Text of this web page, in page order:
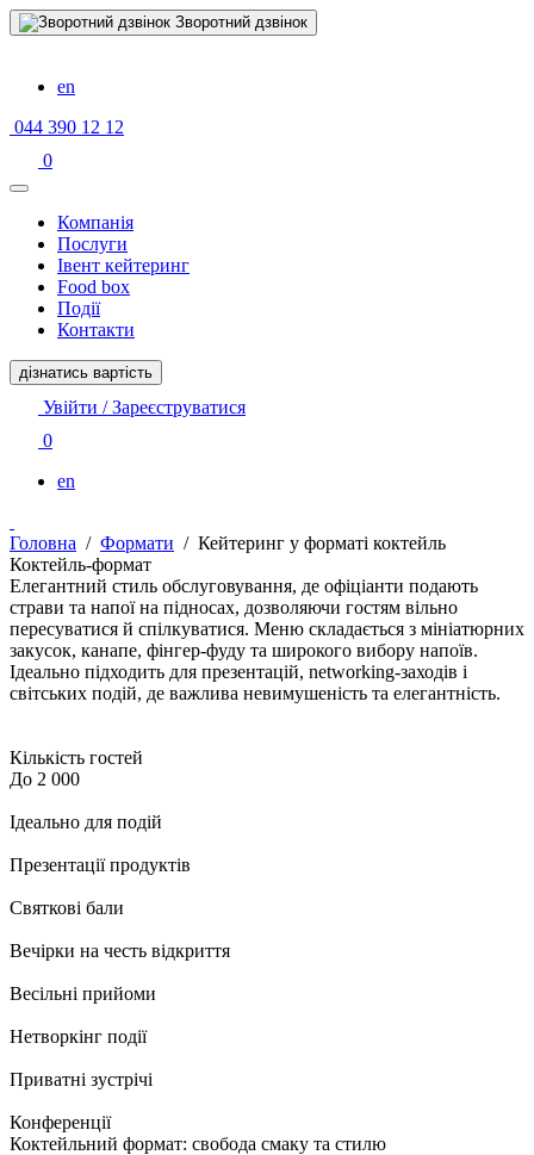
Зворотний дзвінок
en
044 390 12 12
0
Компанiя
Послуги
Івент кейтеринг
Food box
Події
Контакти
дізнатись вартість
Увійти / Зареєструватися
0
en
Головна / Формати / Кейтеринг у форматі коктейль
Коктейль-формат
Елегантний стиль обслуговування, де офіціанти подають
страви та напої на підносах, дозволяючи гостям вільно
пересуватися й спілкуватися. Меню складається з мініатюрних
закусок, канапе, фінгер-фуду та широкого вибору напоїв.
Ідеально підходить для презентацій, networking-заходів і
світських подій, де важлива невимушеність та елегантність.
Кількість гостей
До 2 000
Ідеально для подій
Презентації продуктів
Святкові бали
Вечірки на честь відкриття
Весільні прийоми
Нетворкінг події
Приватні зустрічі
Конференції
Коктейльний формат: свобода смаку та стилю